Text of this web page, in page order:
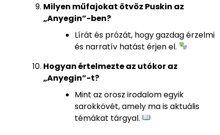
Milyen műfajokat ötvöz Puskin az
„Anyegin”-ben?
Lírát és prózát, hogy gazdag érzelmi
és narratív hatást érjen el.
Hogyan értelmezte az utókor az
„Anyegin”-t?
Mint az orosz irodalom egyik
sarokkövét, amely ma is aktuális
témákat tárgyal.